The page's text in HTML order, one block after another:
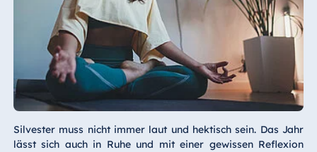
Silvester muss nicht immer laut und hektisch sein. Das Jahr
lässt sich auch in Ruhe und mit einer gewissen Reflexion